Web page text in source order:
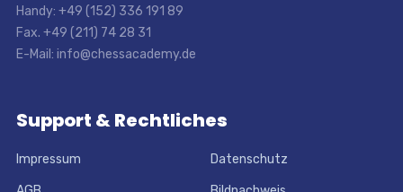
Handy: +49 (152) 336 191 89
Fax. +49 (211) 74 28 31
E-Mail: info@chessacademy.de
Support & Rechtliches
Impressum Datenschutz